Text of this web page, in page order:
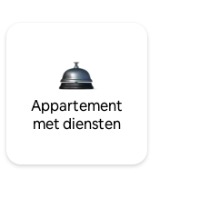
Appartement
met diensten